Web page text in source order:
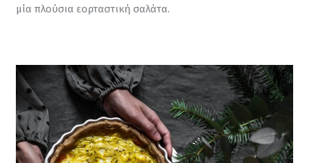
μία πλούσια εορταστική σαλάτα.